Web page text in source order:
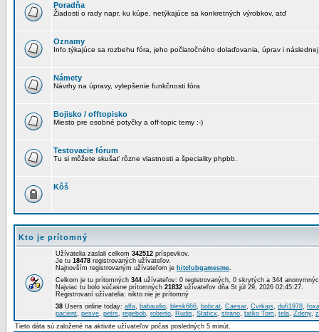
Poradňa
Žiadosti o rady napr. ku kúpe, netýkajúce sa konkretných výrobkov, atď
Oznamy
Info týkajúce sa rozbehu fóra, jeho počiatočného dolaďovania, úprav i
Námety
Návrhy na úpravy, vylepšenie funkčnosti fóra
Bojisko / offtopisko
Miesto pre osobné potyčky a off-topic temy :-)
Testovacie fórum
Tu si môžete skušať rôzne vlastnosti a špeciality phpbb.
Kôš
Kto je prítomný
Užívatelia zaslali celkom 342512 príspevkov.
Je tu 18478 registrovaných užívateľov.
Najnovším registrovaným užívateľom je hitclubgamesme.
Celkom je tu prítomných 344 užívateľov: 0 registrovaných, 0 skrytých a 344
Najviac tu bolo súčasne prítomných 21832 užívateľov dňa St júl 29, 2026 02:45:27.
Registrovaní užívatelia: nikto nie je prítomný
38 Users online today: alfa, babaudio, blesk666, bobcat, Caesar, Cvrkajs, dufi1978,
pacient, pesve, petrs, regebob, roberto, Rudis, Staticx, strano, tatko Tom, tela, Zdeny,
Tieto dáta sú založené na aktivite užívateľov počas posledných 5 minút.